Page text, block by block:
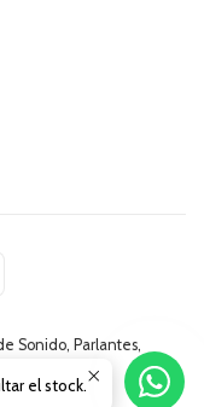
Sonido, Parlantes,
Jumpseller
el stock.